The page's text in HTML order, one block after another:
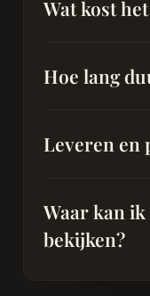
Wat kost
Hoe lang
Leveren en
Waar kan
bekijken?